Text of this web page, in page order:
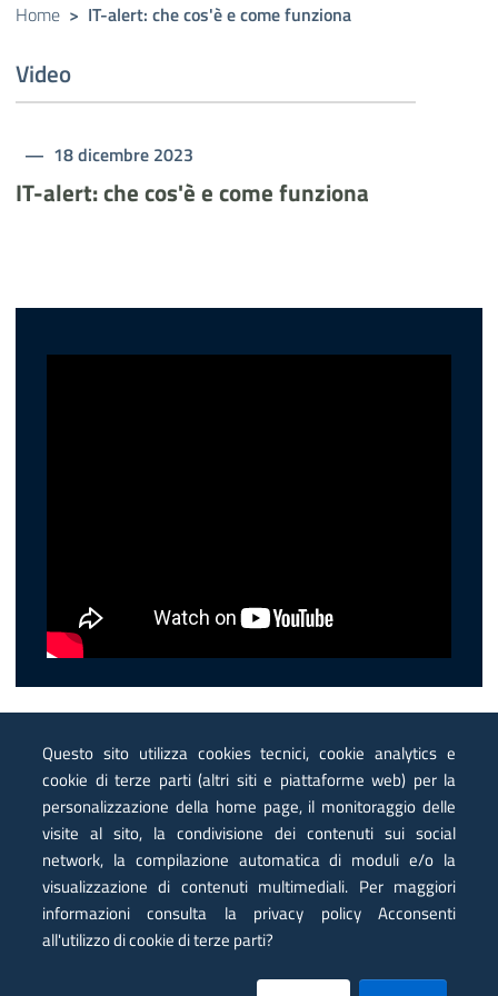
Home > IT-alert: che cos'è e come funziona
Video
18 dicembre 2023
IT-alert: che cos'è e come funziona
Presidenza del Consiglio dei Ministri
Dipartimento della Protezione Civile
Questo sito utilizza cookies tecnici, cookie analytics e
cookie di terze parti (altri siti e piattaforme web) per la
personalizzazione della home page, il monitoraggio delle
visite al sito, la condivisione dei contenuti sui social
network, la compilazione automatica di moduli e/o la
visualizzazione di contenuti multimediali. Per maggiori
informazioni consulta la privacy policy Acconsenti
all'utilizzo di cookie di terze parti?